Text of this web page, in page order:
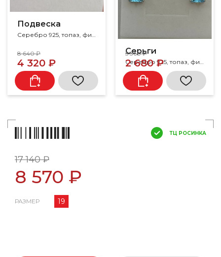
Подвеска
Серебро 925, топаз, фианит
8 640 ₽
4 320 ₽
Серьги
5 360 ₽
2 680 ₽
ТЦ РОСИНКА
17 140 ₽
8 570 ₽
РАЗМЕР 19